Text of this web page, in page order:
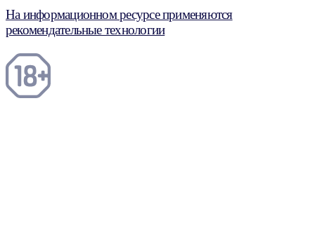
На информационном ресурсе применяются
рекомендательные технологии